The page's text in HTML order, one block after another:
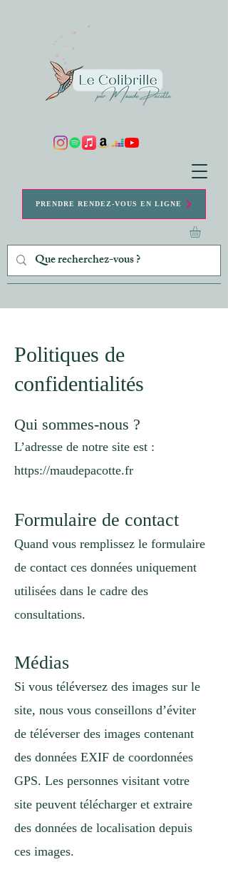
PRENDRE RENDEZ-VOUS EN LIGNE
Politiques de
confidentialités
Qui sommes-nous ?
L’adresse de notre site est :
https://maudepacotte.fr
Formulaire de contact
Quand vous remplissez le formulaire
de contact ces données uniquement
utilisées dans le cadre des
consultations.
Médias
Si vous téléversez des images sur le
site, nous vous conseillons d’éviter
de téléverser des images contenant
des données EXIF de coordonnées
GPS. Les personnes visitant votre
site peuvent télécharger et extraire
des données de localisation depuis
ces images.